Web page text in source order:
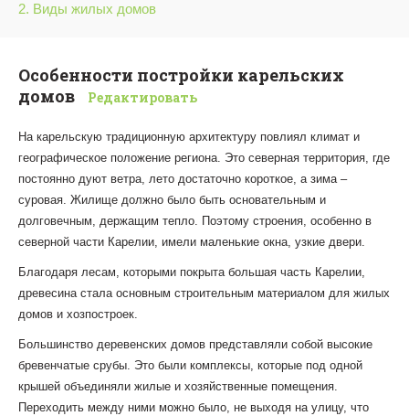
2. Виды жилых домов
Особенности постройки карельских
домов
Редактировать
На карельскую традиционную архитектуру повлиял климат и
географическое положение региона. Это северная территория, где
постоянно дуют ветра, лето достаточно короткое, а зима –
суровая. Жилище должно было быть основательным и
долговечным, держащим тепло. Поэтому строения, особенно в
северной части Карелии, имели маленькие окна, узкие двери.
Благодаря лесам, которыми покрыта большая часть Карелии,
древесина стала основным строительным материалом для жилых
домов и хозпостроек.
Большинство деревенских домов представляли собой высокие
бревенчатые срубы. Это были комплексы, которые под одной
крышей объединяли жилые и хозяйственные помещения.
Переходить между ними можно было, не выходя на улицу, что